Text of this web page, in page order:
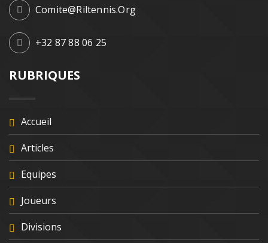
Comite@riltennis.org
+32 87 88 06 25
RUBRIQUES
Accueil
Articles
Equipes
Joueurs
Divisions